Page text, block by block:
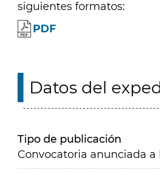
siguientes formatos:
PDF
Datos del
Tipo de publicación
Convocatoria anunciada a